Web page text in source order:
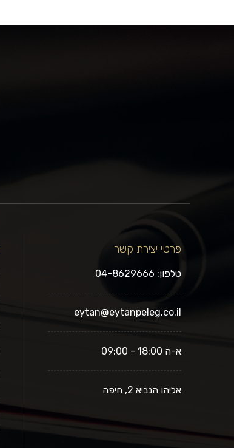
פרטי יצירת קשר
טלפון: 04-8629666
eytan@eytanpeleg.co.il
א-ה 18:00 - 09:00
אליהו הנביא 2, חיפה